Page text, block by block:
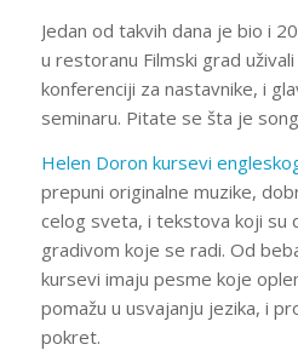
Jedan od takvih dana je bio i
u restoranu Filmski grad
konferenciji za nastavnike, i
seminaru. Pitate se šta je
Helen Doron kursevi
prepuni originalne muzike,
celog sveta, i tekstova koji su
gradivom koje se radi. Od
kursevi imaju pesme koje
pomažu u usvajanju jezika, i
pokret.